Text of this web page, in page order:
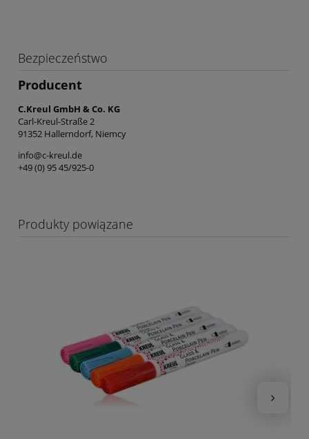
Bezpieczeństwo
Producent
C.Kreul GmbH & Co. KG
Carl-Kreul-Straße 2
91352 Hallerndorf, Niemcy
info@c-kreul.de
+49 (0) 95 45/925-0
Produkty powiązane